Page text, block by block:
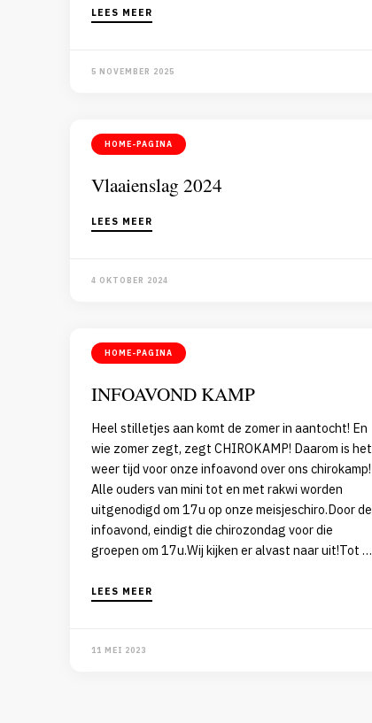
LEES MEER
5 NOVEMBER 2025
HOME-PAGINA
Vlaaienslag 2024
LEES MEER
4 OKTOBER 2024
HOME-PAGINA
INFOAVOND KAMP
Heel stilletjes aan komt de zomer in aantocht! En
wie zomer zegt, zegt CHIROKAMP! Daarom is het
weer tijd voor onze infoavond over ons chirokamp!
Alle ouders van mini tot en met rakwi worden
uitgenodigd om 17u op onze meisjeschiro.Door de
infoavond, eindigt die chirozondag voor die
groepen om 17u.Wij kijken er alvast naar uit!Tot …
LEES MEER
11 MEI 2023